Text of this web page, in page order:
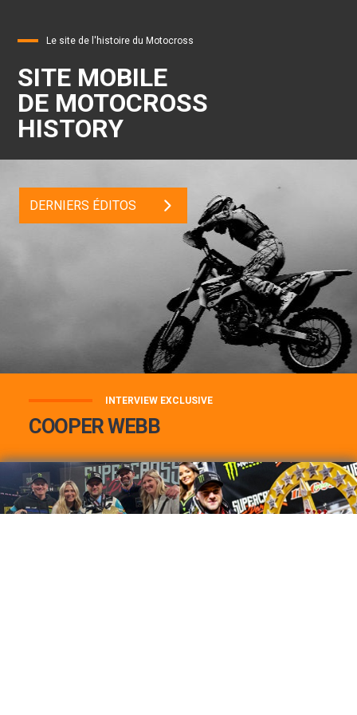
Le site de l'histoire du Motocross
SITE MOBILE
DE MOTOCROSS
HISTORY
DERNIERS ÉDITOS
INTERVIEW EXCLUSIVE
COOPER WEBB